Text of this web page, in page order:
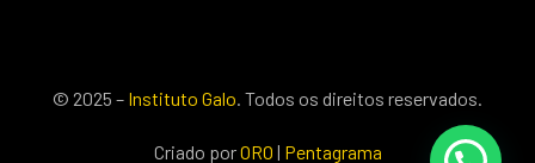
© 2025 – Instituto Galo . Todos os direitos reservados.
Criado porORO | Pentagrama